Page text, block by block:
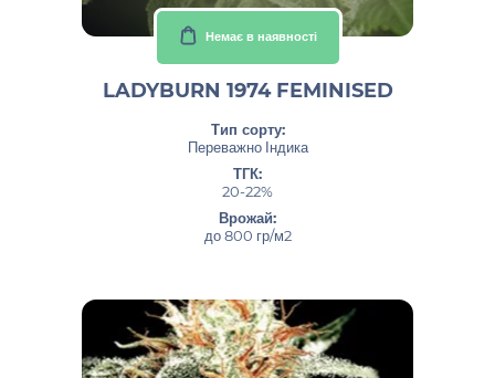
Немає в наявності
LADYBURN 1974 FEMINISED
Тип сорту:
Переважно Індика
ТГК:
20-22%
Врожай:
до 800 гр/м2